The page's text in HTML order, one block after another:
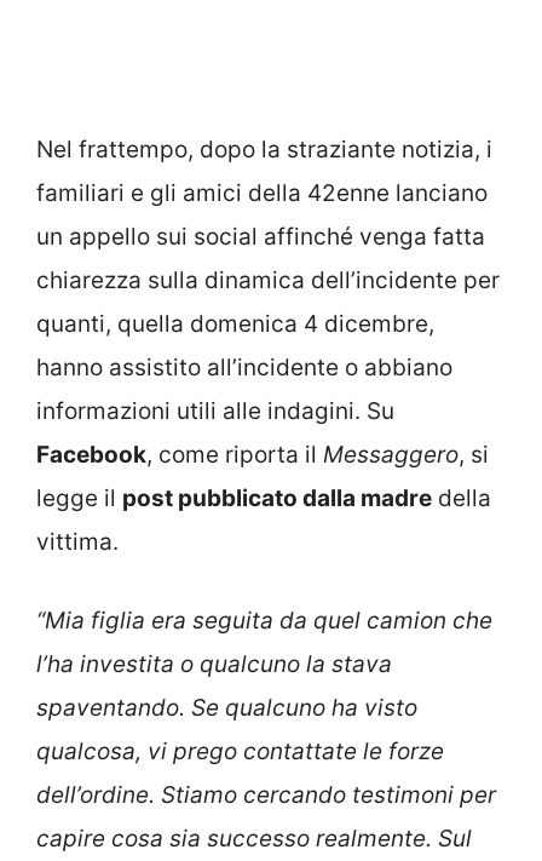
Nel frattempo, dopo la straziante notizia, i
familiari e gli amici della 42enne lanciano
un appello sui social affinché venga fatta
chiarezza sulla dinamica dell’incidente per
quanti, quella domenica 4 dicembre,
hanno assistito all’incidente o abbiano
informazioni utili alle indagini. Su
Facebook, come riporta il Messaggero, si
legge il post pubblicato dalla madre della
vittima.
“Mia figlia era seguita da quel camion che
l’ha investita o qualcuno la stava
spaventando. Se qualcuno ha visto
qualcosa, vi prego contattate le forze
dell’ordine. Stiamo cercando testimoni per
capire cosa sia successo realmente. Sul